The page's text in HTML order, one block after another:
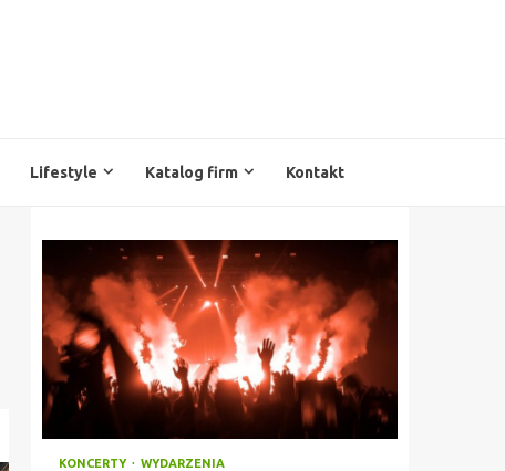
Lifestyle Katalog firm Kontakt
KONCERTY WYDARZENIA